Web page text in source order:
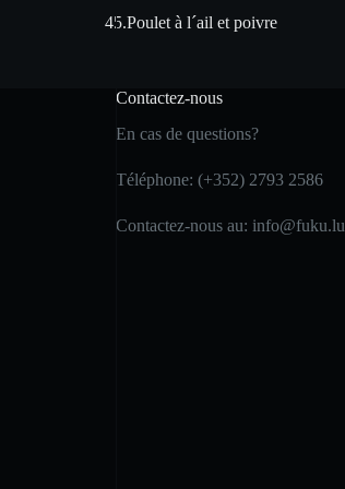
45.Poulet à l´ail et poivre
Contactez-nous
En cas de questions?
Téléphone: (+352) 2793 2586
Contactez-nous au: info@fuku.lu